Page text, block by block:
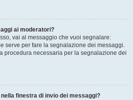
ai moderatori?
vai al messaggio che vuoi segnalare:
serve per fare la segnalazione dei messaggi.
procedura necessaria per la segnalazione dei
nella finestra di invio dei messaggi?